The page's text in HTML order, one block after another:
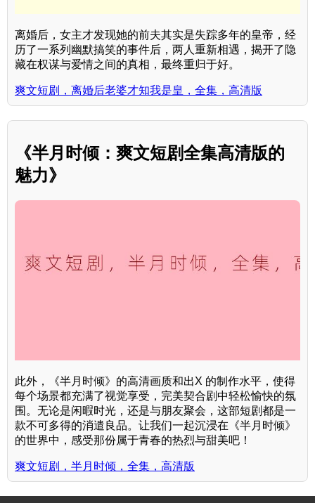
离婚后，女主才发现她的前夫其实是失踪多年的皇帝，经
历了一系列幽默搞笑的事件后，两人重新相遇，揭开了隐
藏在权谋与爱情之间的真相，最终重归于好。
爽文短剧，离婚后老婆才知我是皇，全集，高清版
《半月时倾：爽文短剧全集高清版的
魅力》
此外，《半月时倾》的高清画质和出X 的制作水平，使得
每个场景都充满了视觉享受，完美契合剧中轻松愉快的氛
围。无论是闲暇时光，还是与朋友聚会，这部短剧都是一
款不可多得的消遣良品。让我们一起沉浸在《半月时倾》
的世界中，感受那份属于青春的热烈与甜美吧！
爽文短剧，半月时倾，全集，高清版